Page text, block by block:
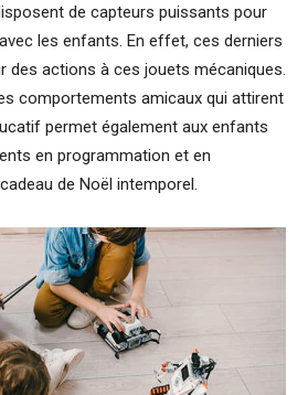
de capteurs puissants pour
les enfants. En effet, ces derniers
des actions à ces jouets mécaniques.
comportements amicaux qui attirent
permet également aux enfants
en programmation et en
de Noël intemporel.